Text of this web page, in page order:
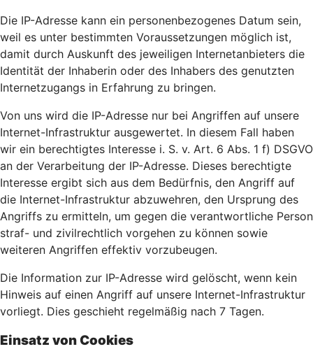
Die IP-Adresse kann ein personenbezogenes Datum sein,
weil es unter bestimmten Voraussetzungen möglich ist,
damit durch Auskunft des jeweiligen Internetanbieters die
Identität der Inhaberin oder des Inhabers des genutzten
Internetzugangs in Erfahrung zu bringen.
Von uns wird die IP-Adresse nur bei Angriffen auf unsere
Internet-Infrastruktur ausgewertet. In diesem Fall haben
wir ein berechtigtes Interesse i. S. v. Art. 6 Abs. 1 f) DSGVO
an der Verarbeitung der IP-Adresse. Dieses berechtigte
Interesse ergibt sich aus dem Bedürfnis, den Angriff auf
die Internet-Infrastruktur abzuwehren, den Ursprung des
Angriffs zu ermitteln, um gegen die verantwortliche Person
straf- und zivilrechtlich vorgehen zu können sowie
weiteren Angriffen effektiv vorzubeugen.
Die Information zur IP-Adresse wird gelöscht, wenn kein
Hinweis auf einen Angriff auf unsere Internet-Infrastruktur
vorliegt. Dies geschieht regelmäßig nach 7 Tagen.
Einsatz von Cookies